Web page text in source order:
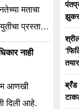
मताचा
नाही
आणखी
दिली आहे.
तयार
ब्रँड